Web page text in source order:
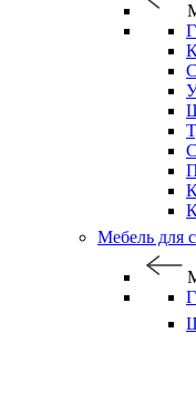
Мебель для